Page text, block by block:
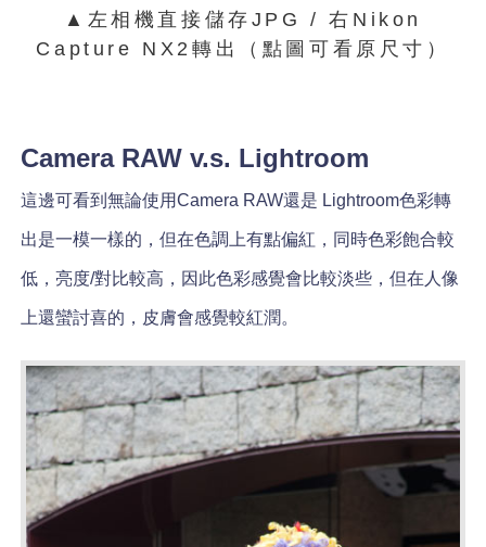
▲左相機直接儲存JPG / 右Nikon
Capture NX2轉出（點圖可看原尺寸）
Camera RAW v.s. Lightroom
這邊可看到無論使用Camera RAW還是 Lightroom色彩轉
出是一模一樣的，但在色調上有點偏紅，同時色彩飽合較
低，亮度/對比較高，因此色彩感覺會比較淡些，但在人像
上還蠻討喜的，皮膚會感覺較紅潤。